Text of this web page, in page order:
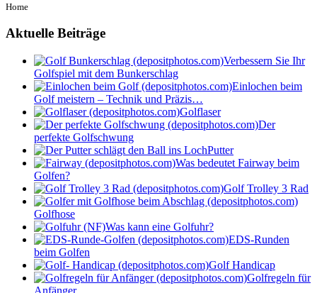
Home
Aktuelle Beiträge
Verbessern Sie Ihr
Golfspiel mit dem Bunkerschlag
Einlochen beim
Golf meistern – Technik und Präzis…
Golflaser
Der
perfekte Golfschwung
Putter
Was bedeutet Fairway beim
Golfen?
Golf Trolley 3 Rad
Golfhose
Was kann eine Golfuhr?
EDS-Runden
beim Golfen
Golf Handicap
Golfregeln für
Anfänger